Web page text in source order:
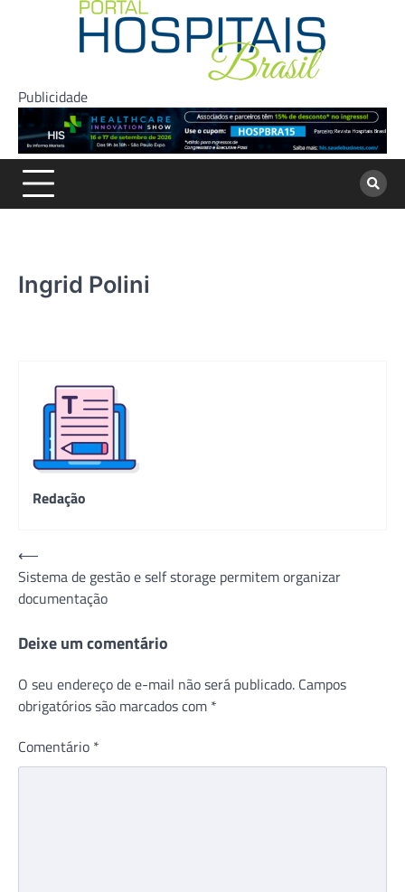
Publicidade
Ingrid Polini
Redação
Navegação
de
Post
⟵
Sistema de gestão e self storage permitem organizar
documentação
Deixe um comentário
O seu endereço de e-mail não será publicado. Campos
obrigatórios são marcados com *
Comentário *